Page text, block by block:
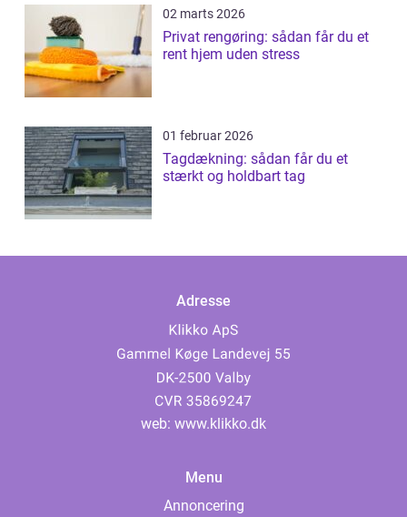
02 marts 2026
Privat rengøring: sådan får du et
rent hjem uden stress
01 februar 2026
Tagdækning: sådan får du et
stærkt og holdbart tag
Adresse
web: www.klikko.dk
Menu
Annoncering